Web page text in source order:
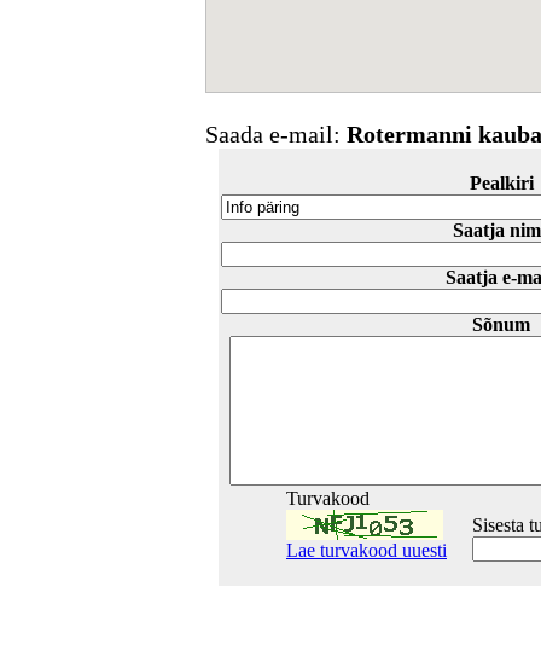
Saada e-mail: Rotermanni
Pealkiri
Saatja
Saatja e-
Sõnum
Turvakood
Lae turvakood uuesti
Sisesta